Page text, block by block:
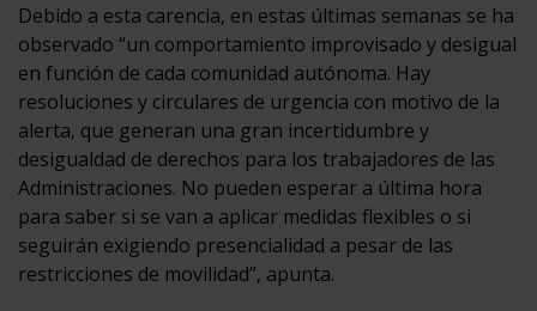
Debido a esta carencia, en estas últimas semanas se ha
observado “un comportamiento improvisado y desigual
en función de cada comunidad autónoma. Hay
resoluciones y circulares de urgencia con motivo de la
alerta, que generan una gran incertidumbre y
desigualdad de derechos para los trabajadores de las
Administraciones. No pueden esperar a última hora
para saber si se van a aplicar medidas flexibles o si
seguirán exigiendo presencialidad a pesar de las
restricciones de movilidad”, apunta.